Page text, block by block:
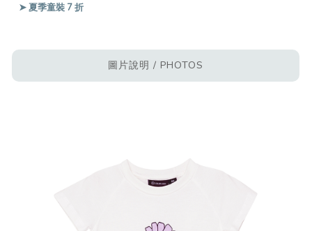
➤ 夏季童裝 7 折
圖片說明 / PHOTOS